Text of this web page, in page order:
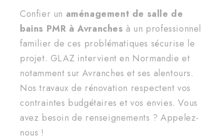
Confier un aménagement de salle de
bains PMR à Avranchesà un professionnel
familier de ces problématiques sécurise le
projet. GLAZ intervient en Normandie et
notamment sur Avranches et ses alentours.
Nos travaux de rénovation respectent vos
contraintes budgétaires et vos envies. Vous
avez besoin de renseignements ? Appelez-
nous !